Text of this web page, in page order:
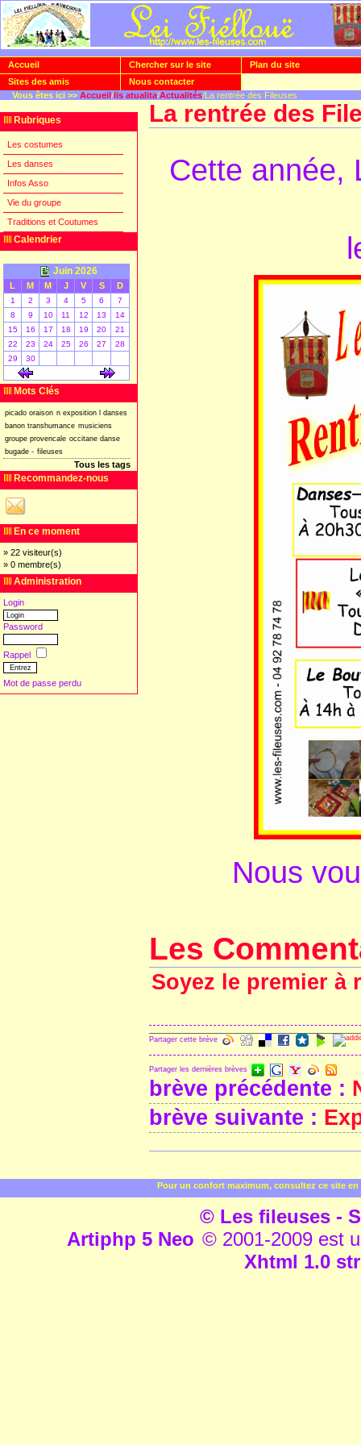
Accueil Chercher sur le site
Plan du site
Sites des amis
Nous contacter
Vous êtes ici >> Accueil/lis atualita/Actualités/La rentrée des Fileuses
Rubriques
Les costumes
Les danses
Infos Asso
Vie du groupe
Traditions et Coutumes
Calendrier
Juin 2026
L M M J V S D
1 2 3 4 5 6
7
8
9 10 11 12 13
14
15
16 17 18 19 20
21
22
23 24 25 26 27
28
29
30
Mots Clés
picado oraison n exposition
danses
banon transhumance musiciens
groupe provencale occitane danse
bugade - fileuses
Tous les tags
Recommandez-nous
En ce moment
» 22 visiteur(s)
» 0 membre(s)
Administration
Login
Password
Rappel
Mot de passe perdu
La rentrée des
Cette année,
Nous
Les
Soyez le premier à
Partager cette brève
Partager les dernières brèves
brève précédente :
brève suivante :
Pour un confort maximum, consultez ce site
© Les fileuses -
Artiphp 5 Neo © 2001-2009 est
Xhtml 1.0